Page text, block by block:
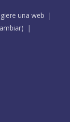
una web
)